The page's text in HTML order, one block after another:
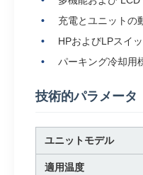
充電とユニットの
HPおよびLPスイ
パーキング冷却用
技術的パラメータ
ユニットモデル
適用温度